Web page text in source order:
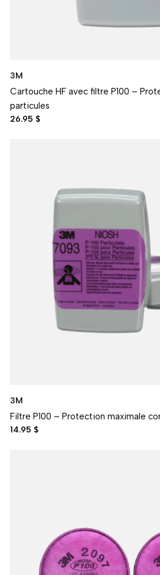
3M
Cartouche HF avec filtre P100 –
particules
26.95 $
3M
Filtre P100 – Protection maximale
14.95 $